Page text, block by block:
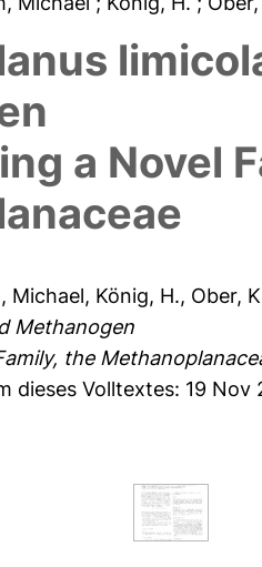
a Novel
Michael, König, H., Ober,
Methanogen
the
dieses Volltextes: 19 Nov